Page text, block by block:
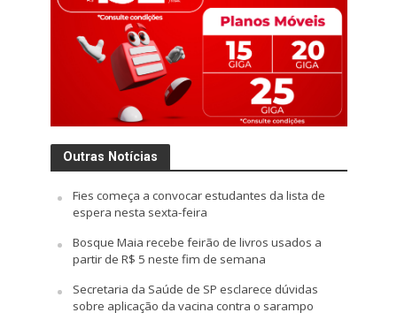
Outras Notícias
Fies começa a convocar estudantes da lista de
espera nesta sexta-feira
Bosque Maia recebe feirão de livros usados a
partir de R$ 5 neste fim de semana
Secretaria da Saúde de SP esclarece dúvidas
sobre aplicação da vacina contra o sarampo